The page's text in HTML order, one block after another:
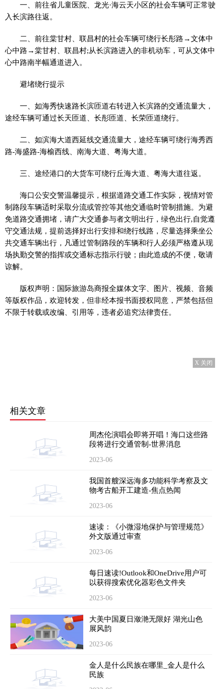
一、前往省儿童医院、龙光·海云天小区的社会车辆可正常驶
入长滨路往返。
二、前往棠甘村、联昌村的社会车辆可绕行长彤路→文体中
心中路→棠甘村、联昌村;从长滨路进入的非机动车，可从文体中
心中路南半幅通道进入。
避堵绕行提示
一、如海秀快速路长滨匝道右转进入长滨路的交通流量大，
途经车辆可通过长天匝道、长彤匝道、长荣匝道绕行。
二、如滨海大道西延线交通流量大，途经车辆可绕行海秀西
路-海盛路-海榆西线、南海大道、粤海大道。
三、途经港口的大货车可绕行丘海大道、粤海大道往返。
海口公安交警温馨提示，根据道路交通工作实际，视情对管
制路段车辆适时采取分流或管控等其他交通临时管制措施。为避
免道路交通拥堵，请广大交通参与者文明出行，绿色出行,自觉遵
守交通法规，提前选择好出行安排和绕行线路，尽量选择乘坐公
共交通车辆出行，凡通过管制路段的车辆和行人必须严格遵从现
场执勤交警的指挥或交通标志指示行驶；由此造成的不便，敬请
谅解。
版权声明：国际旅游岛商报全媒体文字、图片、视频、音频
等版权作品，欢迎转发，但非经本报书面授权同意，严禁包括但
不限于转载或改编、引用等，违者必追究法律责任。
X 关闭
相关文章
周杰伦演唱会即将开唱！海口这些路
段将进行交通管制-世界消息
2023-06
我国首艘深远海多功能科学考察及文
物考古船开工建造-焦点热闻
2023-06
速读：《小微湿地保护与管理规范》
外文版通过审查
2023-06
每日速读!Outlook和OneDrive用户可
以获得搜索优化器彩色文件夹
2023-06
大美中国夏日潋滟无限好 湖光山色
展风韵
2023-06
金人是什么民族在哪里_金人是什么
民族